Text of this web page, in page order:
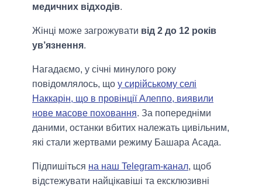
медичних відходів.
Жінці може загрожувати від 2 до 12 років
ув’язнення.
Нагадаємо, у січні минулого року
повідомлялось, що у сирійському селі
Наккарін, що в провінції Алеппо, виявили
нове масове поховання. За попередніми
даними, останки вбитих належать цивільним,
які стали жертвами режиму Башара Асада.
Підпишіться на наш Telegram-канал, щоб
відстежувати найцікавіші та ексклюзивні